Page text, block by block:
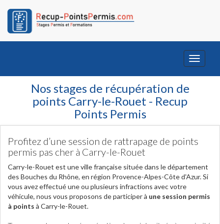
Toggle
Nos stages de récupération de
points Carry-le-Rouet - Recup
Points Permis
Profitez d’une session de rattrapage de points
permis pas cher à Carry-le-Rouet
Carry-le-Rouet est une ville française située dans le département
des Bouches du Rhône, en région Provence-Alpes-Côte d'Azur. Si
vous avez effectué une ou plusieurs infractions avec votre
véhicule, nous vous proposons de participer à une session permis
à points à Carry-le-Rouet.